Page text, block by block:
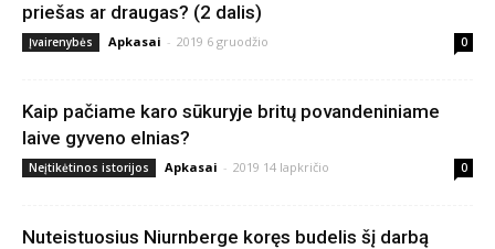
priešas ar draugas? (2 dalis)
Įvairenybės Apkasai - 2019 6 gruodžio 0
Kaip pačiame karo sūkuryje britų povandeniniame
laive gyveno elnias?
Neįtikėtinos istorijos Apkasai - 2019 14 lapkričio 0
Nuteistuosius Niurnberge koręs budelis šį darbą